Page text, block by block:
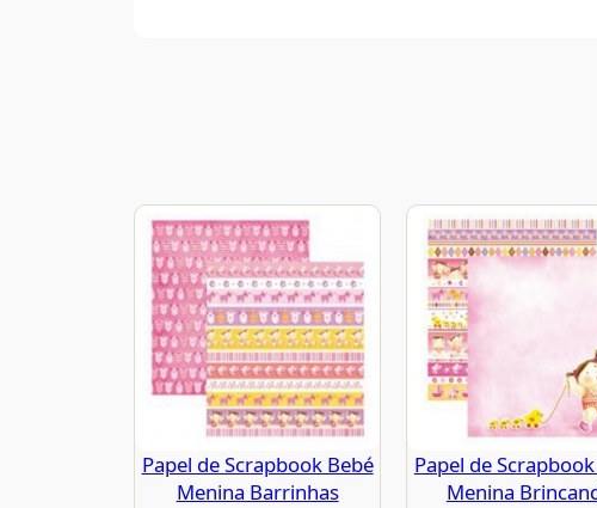
Papel de Scrapbook Bebé
Menina Barrinhas
Papel de
Menina